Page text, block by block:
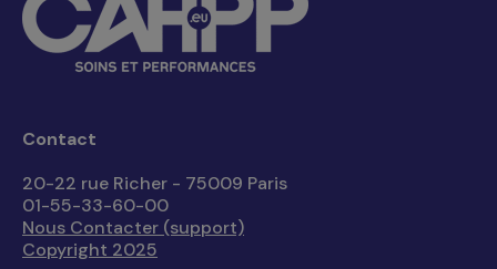
Contact
20-22 rue Richer - 75009 Paris
01-55-33-60-00
Nous Contacter (support)
Copyright 2025